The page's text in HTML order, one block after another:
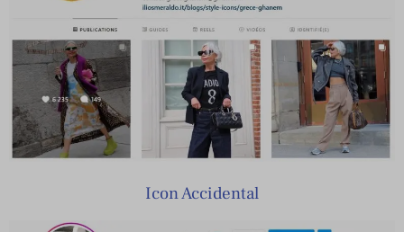
Icon Accidental